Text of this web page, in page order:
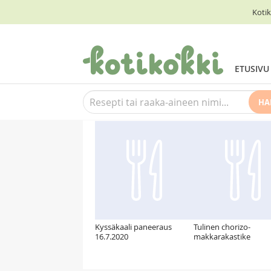
ETUSIVU
Suosittelemme myös
Kyssäkaali paneeraus
16.7.2020
Tulinen chorizo-
makkarakastike